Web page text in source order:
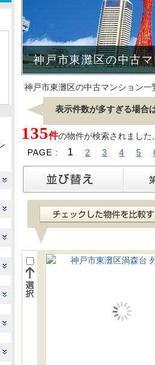
神戸市東灘区の中古
神戸市東灘区の中古マンション一
表示件数が多すぎる場合
135件の物件が検索されまし
PAGE :
1 2 3 4 5